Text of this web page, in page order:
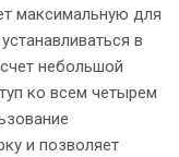
максимальную для
в
небольшой
ко всем четырем
и позволяет